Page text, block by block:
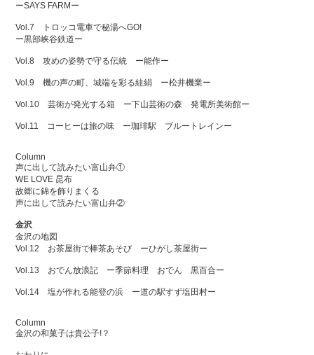
ーSAYS FARMー
Vol.7 トロッコ電車で秘湯へGO!
ー黒部峡谷鉄道ー
Vol.8 攻めの姿勢で守る伝統 ー能作ー
Vol.9 機の声の町、城端を彩る絓絹 ー松井機業ー
Vol.10 芸術が発光する箱 ー下山芸術の森 発電所美術館ー
Vol.11 コーヒーは旅の味 ー珈琲駅 ブルートレインー
Column
声に出して読みたい富山弁①
WE LOVE 昆布
故郷に錦を飾りまくる
声に出して読みたい富山弁②
金沢
金沢の地図
Vol.12 お茶屋街で棒茶あそび ーひがし茶屋街ー
Vol.13 おでん放浪記 ー季節料理 おでん 黒百合ー
Vol.14 塩が作れる能登の浜 ー道の駅すず塩田村ー
Column
金沢の和菓子は貴公子!？